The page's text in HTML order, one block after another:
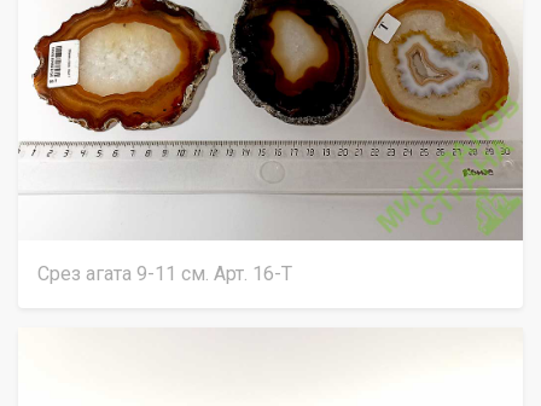
Срез агата 9-11 см. Арт. 16-Т